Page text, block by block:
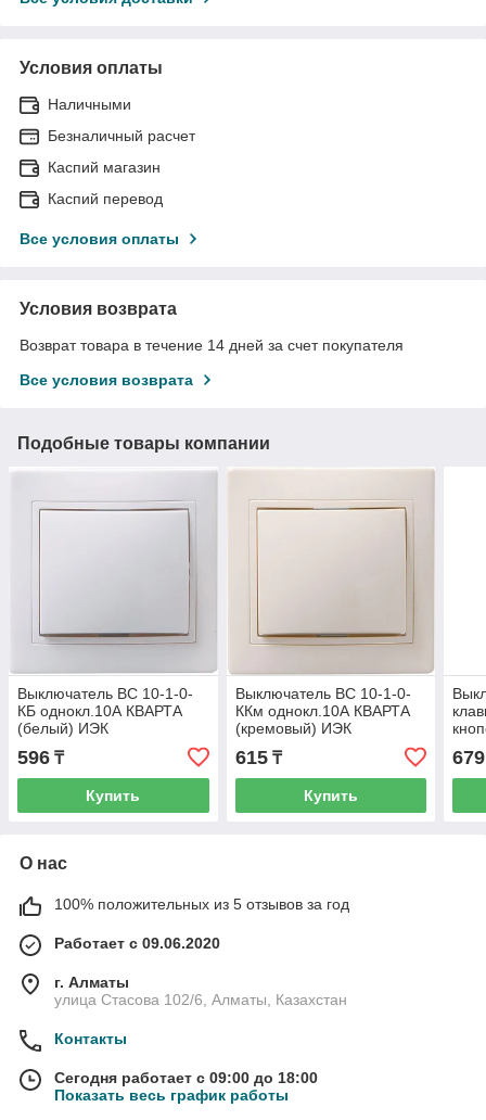
Условия оплаты
Наличными
Безналичный расчет
Каспий магазин
Каспий перевод
Все условия оплаты
Условия возврата
Возврат товара в течение 14 дней за счет покупателя
Все условия возврата
Подобные товары компании
Выключатель ВС 10-1-0-
КБ однокл.10А КВАРТА
(белый) ИЭК
596 ₸
Купить
Выключатель ВС 10-1-0-
ККм однокл.10А КВАРТА
(кремовый) ИЭК
615₸
Купить
679
О нас
100% положительных из 5 отзывов за год
Работает с 09.06.2020
г. Алматы
улица Стасова 102/6, Алматы, Казахстан
Контакты
Сегодня работает с 09:00 до 18:00
Показать весь график работы